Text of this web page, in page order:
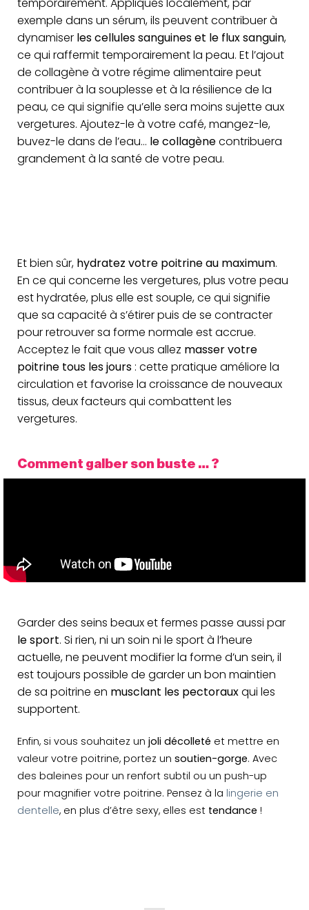
exemple dans un sérum, ils peuvent contribuer à
dynamiser les cellules sanguines et le flux sanguin,
ce qui raffermit temporairement la peau. Et l’ajout
de collagène à votre régime alimentaire peut
contribuer à la souplesse et à la résilience de la
peau, ce qui signifie qu’elle sera moins sujette aux
vergetures. Ajoutez-le à votre café, mangez-le,
buvez-le dans de l’eau… le collagènecontribuera
grandement à la santé de votre peau.
Et bien sûr, hydratez votre poitrine au maximum.
En ce qui concerne les vergetures, plus votre peau
est hydratée, plus elle est souple, ce qui signifie
que sa capacité à s’étirer puis de se contracter
pour retrouver sa forme normale est accrue.
Acceptez le fait que vous allez masser votre
poitrine tous les jours : cette pratique améliore la
circulation et favorise la croissance de nouveaux
tissus, deux facteurs qui combattent les
vergetures.
Comment galber son buste … ?
Garder des seins beaux et fermes passe aussi par
le sport. Si rien, ni un soin ni le sport à l’heure
actuelle, ne peuvent modifier la forme d’un sein, il
est toujours possible de garder un bon maintien
de sa poitrine en musclant les pectorauxqui les
supportent.
Enfin, si vous souhaitez un joli décolleté et mettre en
valeur votre poitrine, portez un soutien-gorge. Avec
des baleines pour un renfort subtil ou un push-up
pour magnifier votre poitrine. Pensez à la lingerie en
dentelle, en plus d’être sexy, elles est tendance !